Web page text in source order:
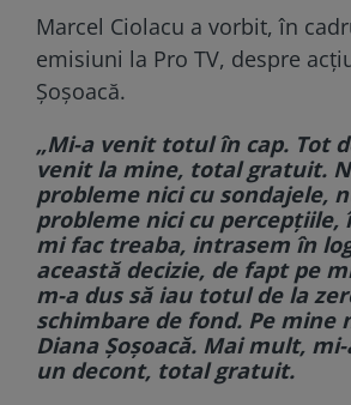
Marcel Ciolacu a vorbit, în
emisiuni la Pro TV, despre
Șoșoacă.
„Mi-a venit totul în cap. Tot
venit la mine, total gratuit.
probleme nici cu sondajele,
probleme nici cu percepţiile,
mi fac treaba, intrasem în
această decizie, de fapt pe
m-a dus să iau totul de la
schimbare de fond. Pe mine
Diana Şoşoacă. Mai mult,
un decont, total gratuit.